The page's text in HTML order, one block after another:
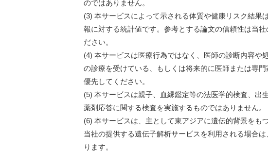
のではありません。
(3) 本サービスによって示される体質や健康リスク結
報に対する統計値です。参考とする論文の信頼性は当社
ださい。
(4) 本サービスは医療行為ではなく、医師の診断内容や
の診療を受けている、もしくは将来的に医師または専
優先してください。
(5) 本サービスは親子、血縁鑑定等の法医学的検査、出
薬剤応答に関する検査を実施するものではありません。
(6) 本サービスは、主として東アジアに遺伝的背景を
当社の提供する遺伝子解析サービスを利用される場合
ります。